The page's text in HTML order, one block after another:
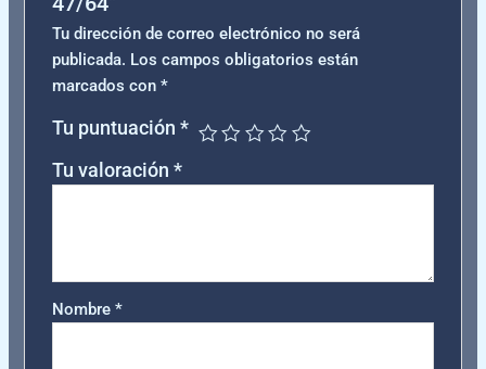
Tu dirección de correo electrónico no será
publicada. Los campos obligatorios están
marcados con *
Tu puntuación *
Tu valoración *
Nombre *